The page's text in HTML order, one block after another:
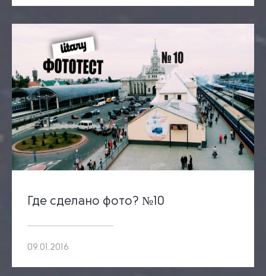
Где сделано фото? №10
09.01.2016